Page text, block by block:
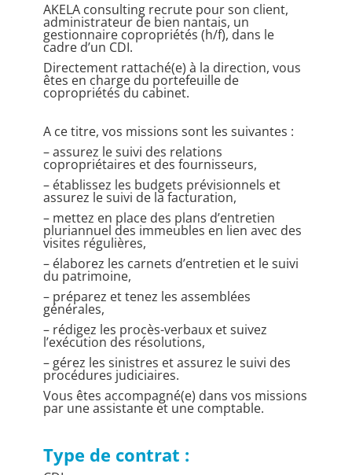
AKELA consulting recrute pour son client,
administrateur de bien nantais, un
gestionnaire copropriétés (h/f), dans le
cadre d’un CDI.
Directement rattaché(e) à la direction, vous
êtes en charge du portefeuille de
copropriétés du cabinet.
A ce titre, vos missions sont les suivantes :
– assurez le suivi des relations
copropriétaires et des fournisseurs,
– établissez les budgets prévisionnels et
assurez le suivi de la facturation,
– mettez en place des plans d’entretien
pluriannuel des immeubles en lien avec des
visites régulières,
– élaborez les carnets d’entretien et le suivi
du patrimoine,
– préparez et tenez les assemblées
générales,
– rédigez les procès-verbaux et suivez
l’exécution des résolutions,
– gérez les sinistres et assurez le suivi des
procédures judiciaires.
Vous êtes accompagné(e) dans vos missions
par une assistante et une comptable.
Type de contrat :